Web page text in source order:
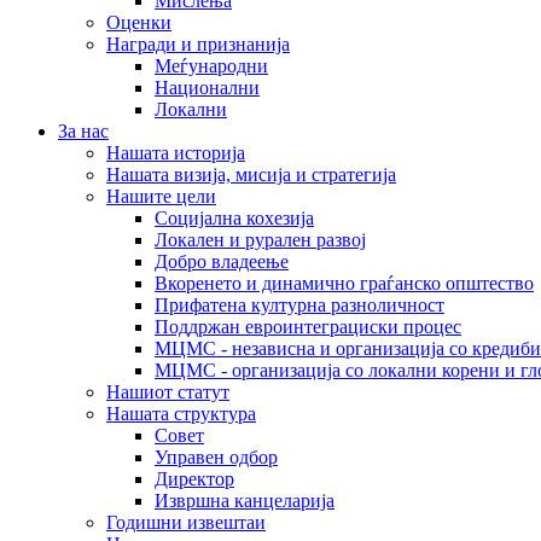
Оценки
Награди и признанија
Меѓународни
Национални
Локални
За нас
Нашата историја
Нашата визија, мисија и стратегија
Нашите цели
Социјална кохезија
Локален и рурален развој
Добро владеење
Вкоренето и динамично граѓанско општество
Прифатена културна разноличност
Поддржан евроинтеграциски процес
МЦМС - независна и организација со
МЦМС - организација со локални корени и
Нашиот статут
Нашата структура
Совет
Управен одбор
Директор
Извршна канцеларија
Годишни извештаи